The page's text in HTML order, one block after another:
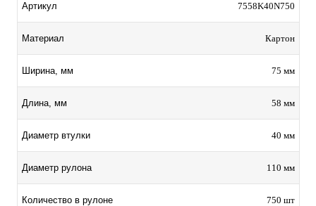
Артикул 7558K40N750
Материал Картон
Ширина, мм 75 мм
Длина, мм 58 мм
Диаметр втулки 40 мм
Диаметр рулона 110 мм
Количество в рулоне 750 шт